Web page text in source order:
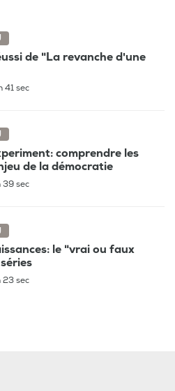
de "La revanche d'une
41 sec
comprendre les
de la démocratie
39 sec
le "vrai ou faux
23 sec